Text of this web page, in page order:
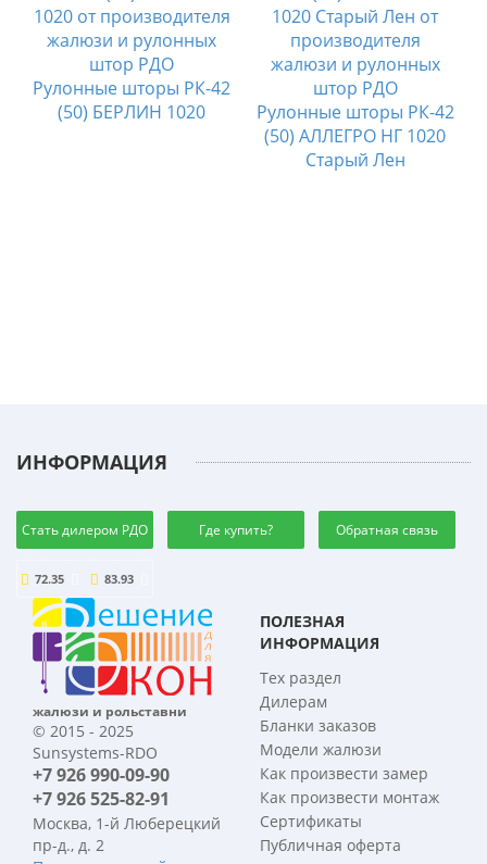
Рулонные шторы РК-42
(50) БЕРЛИН 1020
Рулонные шторы РК-42
(50) АЛЛЕГРО НГ 1020
Старый Лен
ИНФОРМАЦИЯ
Стать дилером РДО Где купить? Обратная связь
72.35 83.93
жалюзи и рольставни
© 2015 - 2025
Sunsystems-RDO
+7 926 990-09-90
+7 926 525-82-91
Москва, 1-й Люберецкий
пр-д., д. 2
ПОЛЕЗНАЯ
ИНФОРМАЦИЯ
Тех раздел
Дилерам
Бланки заказов
Модели жалюзи
Как произвести замер
Как произвести монтаж
Сертификаты
Публичная оферта